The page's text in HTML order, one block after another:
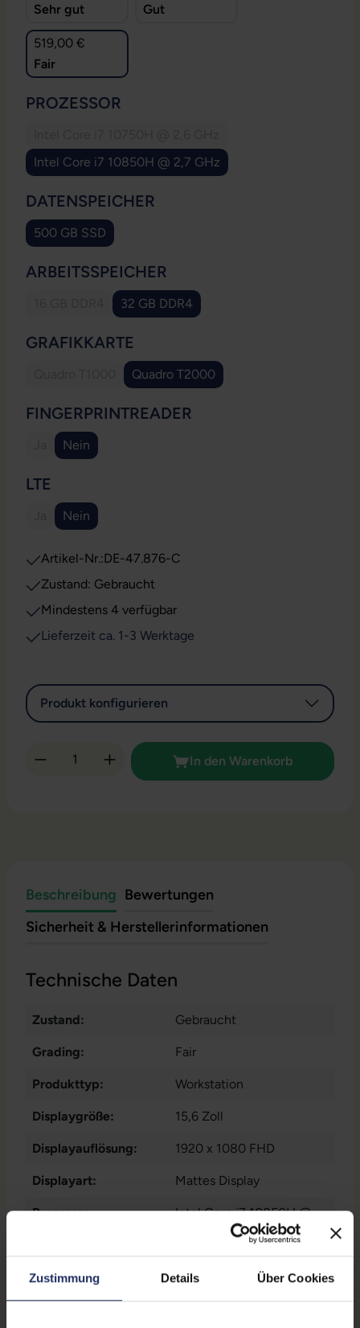
Zustimmung Details Über Cookies
Sehr gut
Gut
519,00 €
Fair
PROZESSOR
Intel Core i7 10850H @ 2,7 GHz
DATENSPEICHER
500 GB SSD
ARBEITSSPEICHER
(Diese Option ist zurzeit nicht verfügbar.)
32 GB DDR4
GRAFIKKARTE
(Diese Option ist zurzeit nicht verfügbar.)
Quadro T2000
FINGERPRINTREADER
(Diese Option ist zurzeit nicht verfügbar.)
Nein
LTE
(Diese Option ist zurzeit nicht verfügbar.)
Nein
Artikel-Nr.:DE-47.876-C
Zustand: Gebraucht
Mindestens 4 verfügbar
Lieferzeit ca. 1-3 Werktage
Produkt konfigurieren
Produkt Anzahl: Gib den gewünschten
In den Warenkorb
Beschreibung Bewertungen
Sicherheit & Herstellerinformationen
Technische Daten
Zustand: Gebraucht
Grading: Fair
Produkttyp: Workstation
Displaygröße: 15,6 Zoll
Displayauflösung: 1920 x 1080 FHD
Displayart: Mattes Display
Prozessor:
Intel Core i7 10850H @
Prozessorkerne: